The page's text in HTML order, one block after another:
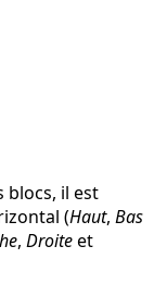
blocs, il est
(Haut, Bas
, Droiteet